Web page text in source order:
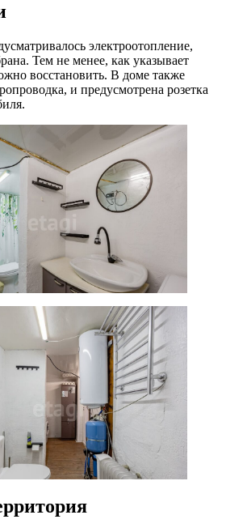
электроотопление,
Тем не менее, как указывает
восстановить. В доме также
и предусмотрена розетка